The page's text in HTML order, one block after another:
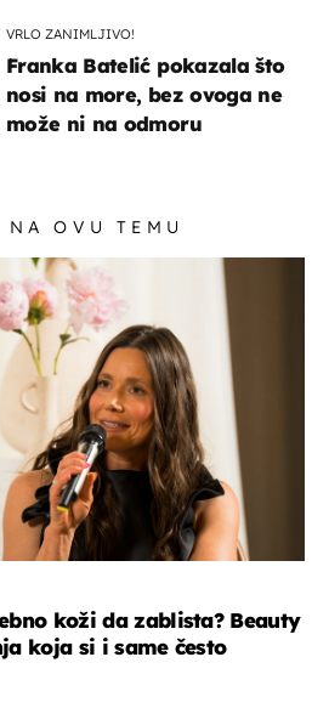
VRLO ZANIMLJIVO!
Franka Batelić pokazala što
nosi na more, bez ovoga ne
može ni na odmoru
NA OVU TEMU
koži da zablista? Beauty
koja si i same često